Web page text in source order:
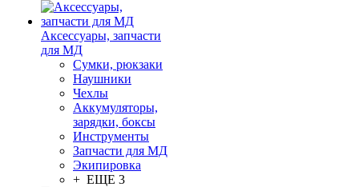
Аксессуары, запчасти
для МД
Сумки, рюкзаки
Наушники
Чехлы
Аккумуляторы,
зарядки, боксы
Инструменты
Запчасти для МД
Экипировка
+ ЕЩЕ 3